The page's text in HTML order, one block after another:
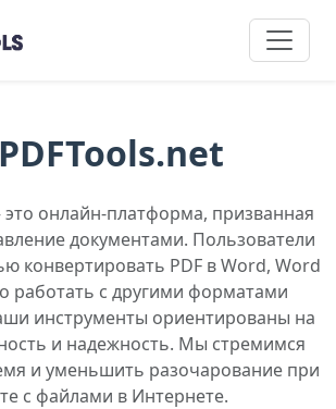
онлайн-платформа, призванная
документами. Пользователи
конвертировать PDF в Word, Word
работать с другими форматами
инструменты ориентированы на
и надежность. Мы стремимся
и уменьшить разочарование при
с файлами в Интернете.